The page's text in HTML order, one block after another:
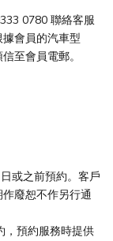
0780 聯絡客服
會員的汽車型
至會員電郵。
或之前預約。客戶
廢恕不作另行通
，預約服務時提供